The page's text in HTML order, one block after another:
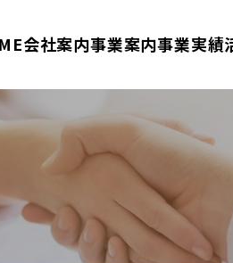
会社案内事業案内事業実績